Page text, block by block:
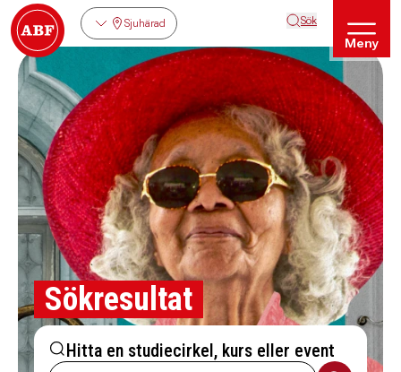
Sjuhärad Sök
Meny
Sökresultat
Hitta en studiecirkel, kurs eller event